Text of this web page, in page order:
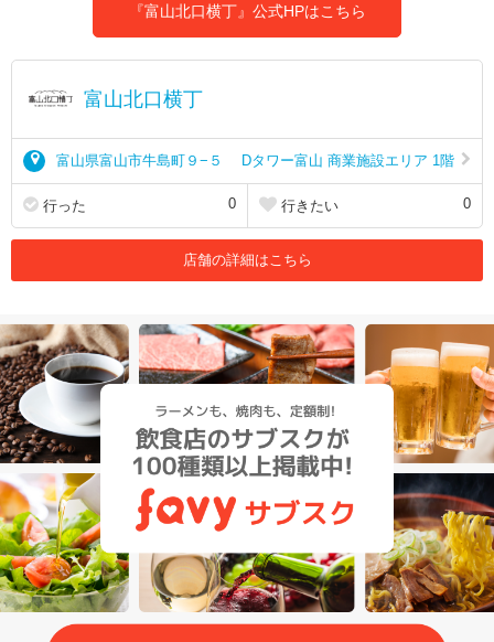
『富山北口横丁』公式HPはこちら
富山北口横丁
富山県富山市牛島町９−５ Dタワー富山 商業施設エリア 1階
行った 0 行きたい 0
店舗の詳細はこちら